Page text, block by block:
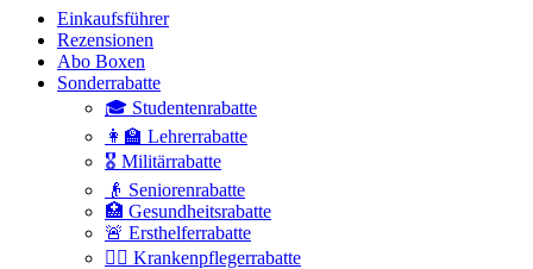
Einkaufsführer
Rezensionen
Abo Boxen
Sonderrabatte
🎓 Studentenrabatte
👩‍🏫 Lehrerrabatte
🎖️ Militärrabatte
👴 Seniorenrabatte
🏥 Gesundheitsrabatte
🚨 Ersthelferrabatte
👩‍⚕️ Krankenpflegerrabatte